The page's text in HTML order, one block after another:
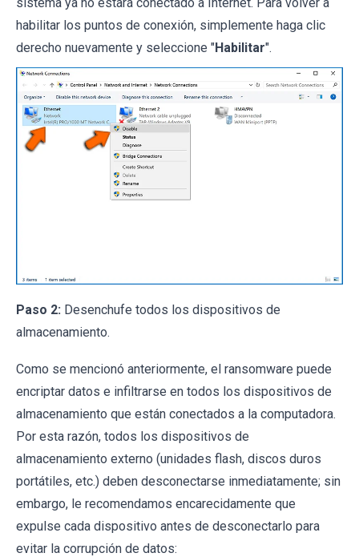
habilitar los puntos de conexión, simplemente haga clic
derecho nuevamente y seleccione "Habilitar".
Paso 2: Desenchufe todos los dispositivos de
almacenamiento.
Como se mencionó anteriormente, el ransomware puede
encriptar datos e infiltrarse en todos los dispositivos de
almacenamiento que están conectados a la computadora.
Por esta razón, todos los dispositivos de
almacenamiento externo (unidades flash, discos duros
portátiles, etc.) deben desconectarse inmediatamente; sin
embargo, le recomendamos encarecidamente que
expulse cada dispositivo antes de desconectarlo para
evitar la corrupción de datos: